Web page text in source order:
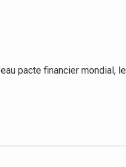
pacte financier mondial, le